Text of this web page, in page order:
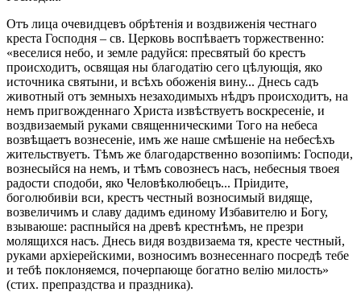
Отъ лица очевидцевъ обрѣтенія и воздвиженія честнаго
креста Господня – св. Церковь воспѣваетъ торжественно:
«веселися небо, и земле радуйся: пресвятый бо крестъ
происходитъ, освящая ны благодатію сего цѣлующія, яко
источника святыни, и всѣхъ обоженія вину... Днесь садъ
животный отъ земныхъ незаходимыхъ нѣдръ происходитъ, на
немъ пригвожденнаго Христа извѣствуетъ воскресеніе, и
воздвизаемый руками священническими Того на небеса
возвѣщаетъ вознесеніе, имъ же наше смѣшеніе на небесѣхъ
жительствуетъ. Тѣмъ же благодарственно возопіимъ: Господи,
вознесыйся на немъ, и тѣмъ совознесъ насъ, небесныя твоея
радости сподоби, яко Человѣколюбецъ... Пріидите,
боголюбивіи вси, крестъ честный возносимый видяще,
возвеличимъ и славу дадимъ единому Избавителю и Богу,
взываюше: распныйся на древѣ крестнѣмъ, не презри
молящихся насъ. Днесь видя воздвизаема тя, кресте честный,
руками архіерейскими, возносимъ вознесеннаго посредѣ тебе
и тебѣ поклоняемся, почерпающе богатно велію милость»
(стих. препраздства и праздника).